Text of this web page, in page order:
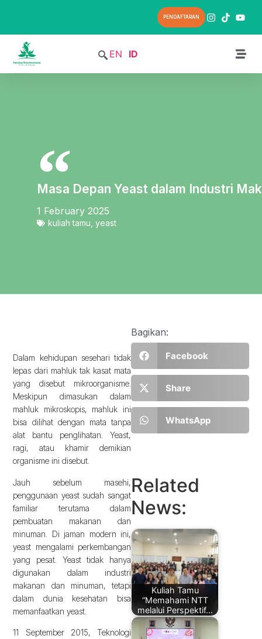
PENDAFTARAN
EN ID
Masa Depan Yeast dalam Industri
1 February 2025
kuliah tamu yeast
Dalam kehidupan sesehari tidak
lepas dari mahluk tak kasat mata
yang disebut mikroorganisme.
Meskipun dimasukan dalam
mahluk mikroskopis, mahluk ini
bisa dilihat dengan mata tanpa
alat bantu penglihatan. Yeast,
ragi, atau khamir demikian
organisme ini disebut.
Jauh sebelum masehi,
penggunaan yeast sudah sangat
familiar terutama dalam
pembuatan makanan dan
minuman. Di jaman modern ini,
yeast mengalami perkembangan
yang pesat. Yeast tidak hanya
digunakan dalam industri
makanan dan minuman, tetapi
dalam dunia kesehatan bisa
memanfaatkan yeast.
11 September 2015, Teknologi
Bagikan:
Facebook
Share
WhatsApp
Related
News:
Kuliah Tamu
“Memahami NTT
melalui Perspektif…